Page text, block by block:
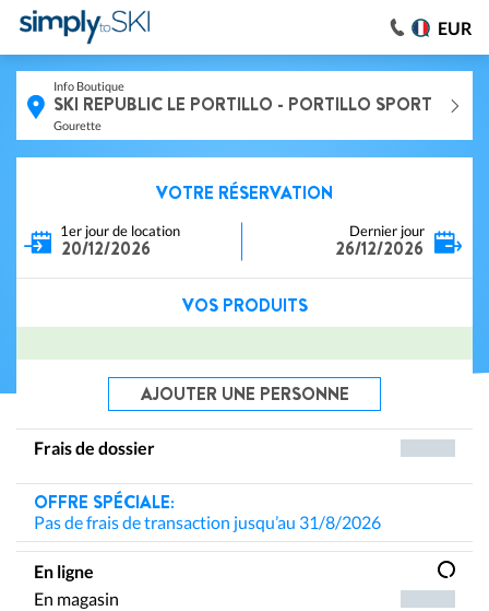
EUR
Info Boutique
SKI REPUBLIC LE PORTILLO - PORTILLO SPORT
Gourette
VOTRE RÉSERVATION
20/12/2026
1er jour de location
26/12/2026
Dernier jour
VOS PRODUITS
AJOUTER UNE PERSONNE
Frais de dossier
OFFRE SPÉCIALE:
Pas de frais de transaction jusqu’au 31/8/2026
En ligne
En magasin